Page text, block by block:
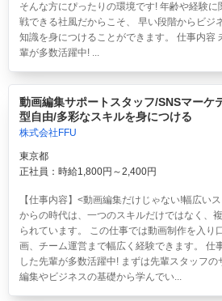
そんな方にぴったりの環境です! 年齢や経験
戦できる社風だからこそ、 早い段階からビジ
知識を身につけることができます。 仕事内容
輩が多数活躍中! ...
動画編集サポートスタッフ/SNSマーケ
型自由/多彩なスキルを身につける
株式会社FFU
東京都
正社員：時給1,800円～2,400円
【仕事内容】<動画編集だけじゃない!幅広い
からの時代は、一つのスキルだけではなく、
られています。 この仕事では動画制作を入り
画、チーム運営まで幅広く経験できます。 仕
した先輩が多数活躍中! まずは先輩スタッフ
編集やビジネスの基礎から学んでい...